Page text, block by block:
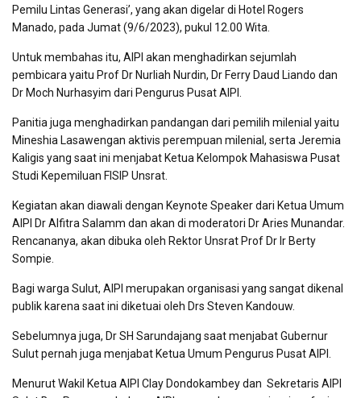
Pemilu Lintas Generasi’, yang akan digelar di Hotel Rogers
Manado, pada Jumat (9/6/2023), pukul 12.00 Wita.
Untuk membahas itu, AIPI akan menghadirkan sejumlah
pembicara yaitu Prof Dr Nurliah Nurdin, Dr Ferry Daud Liando dan
Dr Moch Nurhasyim dari Pengurus Pusat AIPI.
Panitia juga menghadirkan pandangan dari pemilih milenial yaitu
Mineshia Lasawengan aktivis perempuan milenial, serta Jeremia
Kaligis yang saat ini menjabat Ketua Kelompok Mahasiswa Pusat
Studi Kepemiluan FISIP Unsrat.
Kegiatan akan diawali dengan Keynote Speaker dari Ketua Umum
AIPI Dr Alfitra Salamm dan akan di moderatori Dr Aries Munandar.
Rencananya, akan dibuka oleh Rektor Unsrat Prof Dr Ir Berty
Sompie.
Bagi warga Sulut, AIPI merupakan organisasi yang sangat dikenal
publik karena saat ini diketuai oleh Drs Steven Kandouw.
Sebelumnya juga, Dr SH Sarundajang saat menjabat Gubernur
Sulut pernah juga menjabat Ketua Umum Pengurus Pusat AIPI.
Menurut Wakil Ketua AIPI Clay Dondokambey dan Sekretaris AIPI